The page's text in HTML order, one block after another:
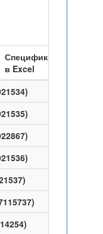
Спецификация
в Excel